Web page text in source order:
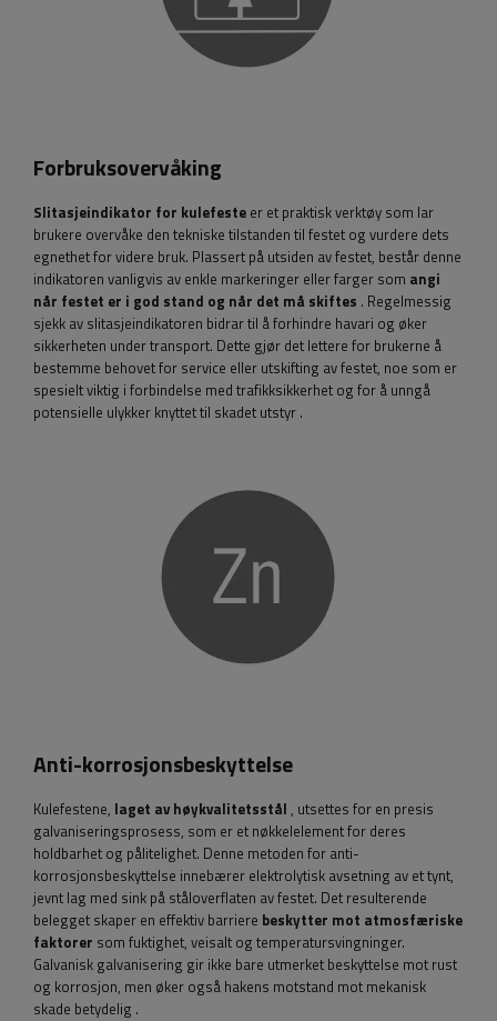
Forbruksovervåking
Slitasjeindikator for kulefeste er et praktisk verktøy som lar
brukere overvåke den tekniske tilstanden til festet og vurdere dets
egnethet for videre bruk. Plassert på utsiden av festet, består denne
indikatoren vanligvis av enkle markeringer eller farger som angi
når festet er i god stand og når det må skiftes . Regelmessig
sjekk av slitasjeindikatoren bidrar til å forhindre havari og øker
sikkerheten under transport. Dette gjør det lettere for brukerne å
bestemme behovet for service eller utskifting av festet, noe som er
spesielt viktig i forbindelse med trafikksikkerhet og for å unngå
potensielle ulykker knyttet til skadet utstyr .
Anti-korrosjonsbeskyttelse
Kulefestene, laget av høykvalitetsstål , utsettes for en presis
galvaniseringsprosess, som er et nøkkelelement for deres
holdbarhet og pålitelighet. Denne metoden for anti-
korrosjonsbeskyttelse innebærer elektrolytisk avsetning av et tynt,
jevnt lag med sink på ståloverflaten av festet. Det resulterende
belegget skaper en effektiv barriere beskytter mot atmosfæriske
faktorer som fuktighet, veisalt og temperatursvingninger.
Galvanisk galvanisering gir ikke bare utmerket beskyttelse mot rust
og korrosjon, men øker også hakens motstand mot mekanisk
skade betydelig .